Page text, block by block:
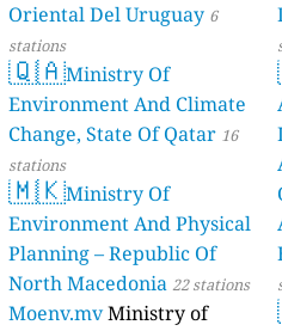
Oriental Del Uruguay 6
stations
🇶🇦Ministry Of
Environment And Climate
Change, State Of Qatar 16
stations
🇲🇰Ministry Of
Environment And Physical
Planning – Republic Of
North Macedonia 22 stations
Moenv.mvMinistry of